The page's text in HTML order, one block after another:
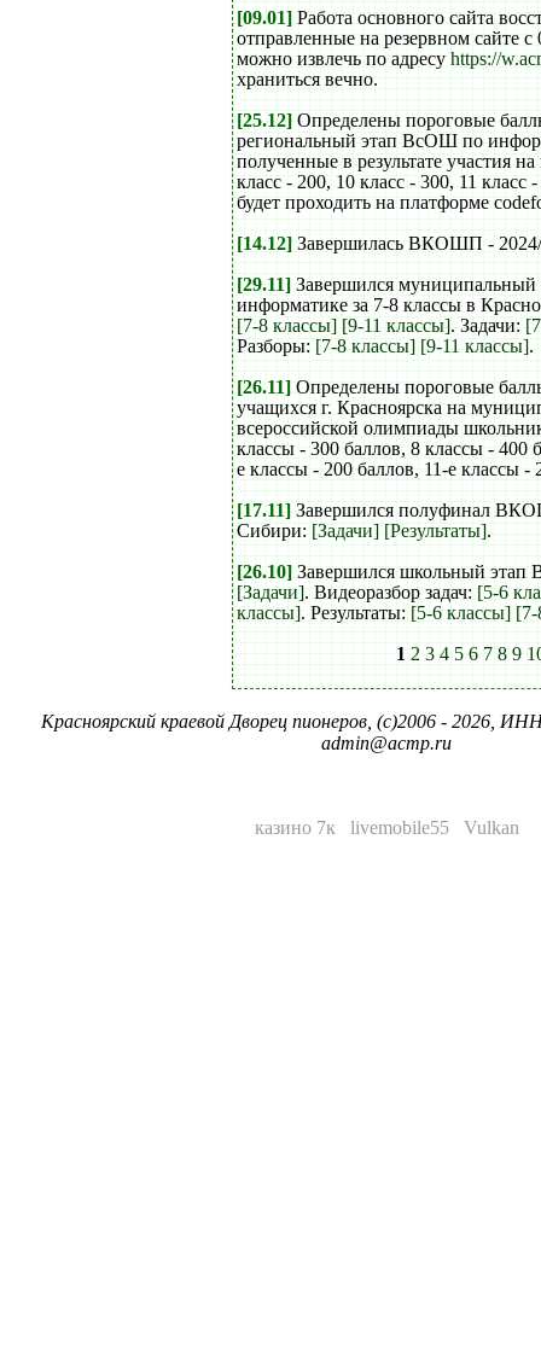
[09.01]Работа основного сайта
отправленные на резервном сайте
можно извлечь по адресуhttps://
храниться вечно.
[25.12]Определены пороговые
региональный этап ВсОШ по
полученные в результате участия
класс - 200, 10 класс - 300, 11
будет проходить на платформе
[14.12]Завершилась ВКОШП -
[29.11]Завершился
информатике за 7-8 классы в
[7-8 классы] [9-11 классы]. Задачи:
Разборы:[7-8 классы] [9-11 классы].
[26.11]Определены пороговые
учащихся г. Красноярска на
всероссийской олимпиады
классы - 300 баллов, 8 классы - 400
е классы - 200 баллов, 11-е классы -
[17.11]Завершился полуфинал
Сибири:[Задачи] [Результаты].
[26.10]Завершился школьный
[Задачи]. Видеоразбор задач:[5-6
классы]. Результаты:[5-6 классы] [7-
1 2 3 4 5 6 7 8 9
Красноярский краевой Дворец пионеров, (c)2006 - 2026,
admin@acmp.ru
казино 7к livemobile55 Vulkan